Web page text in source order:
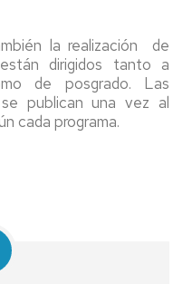
la realización de
dirigidos tanto a
de posgrado. Las
publican una vez al
cada programa.